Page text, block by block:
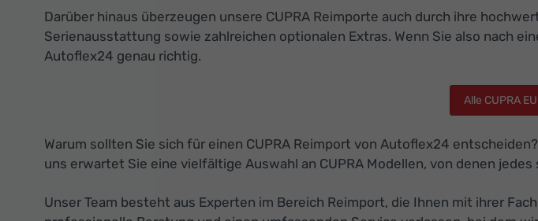
Darüber hinaus überzeugen unsere CUPRA Reimporte auch durch ihre
Serienausstattung sowie zahlreichen optionalen Extras. Wenn Sie also nach
Autoflex24 genau richtig.
Alle CUPRA
Warum sollten Sie sich für einen CUPRA Reimport von Autoflex24
uns erwartet Sie eine vielfältige Auswahl an CUPRA Modellen, von denen
Unser Team besteht aus Experten im Bereich Reimport, die Ihnen mit ihrer